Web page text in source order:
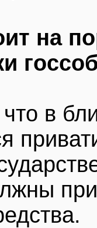
на
в